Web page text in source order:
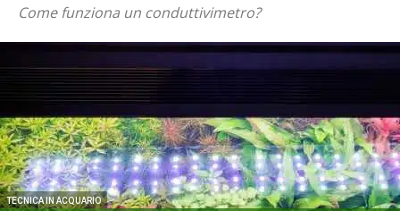
Come funziona un conduttivimetro?
TECNICA IN ACQUARIO